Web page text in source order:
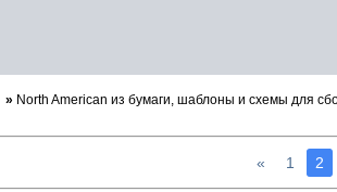
North American из бумаги, шаблоны и схемы для
« 1 2